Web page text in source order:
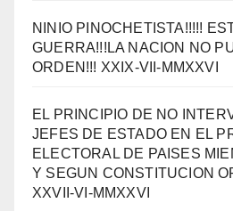
NINIO PINOCHETISTA!!!!!
GUERRA!!!LA NACION NO
ORDEN!!! XXIX-VII-MMXXVI
EL PRINCIPIO DE NO
JEFES DE ESTADO EN EL
ELECTORAL DE PAISES
Y SEGUN CONSTITUCION
XXVII-VI-MMXXVI